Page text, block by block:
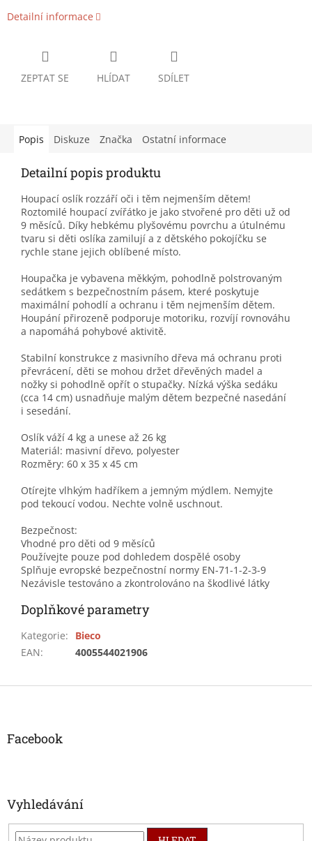
Detailní informace
ZEPTAT SE HLÍDAT SDÍLET
Popis Diskuze Značka Ostatní informace
Detailní popis produktu
Houpací oslík rozzáří oči i těm nejmenším dětem!
Roztomilé houpací zvířátko je jako stvořené pro děti už od
9 měsíců. Díky hebkému plyšovému povrchu a útulnému
tvaru si děti oslíka zamilují a z dětského pokojíčku se
rychle stane jejich oblíbené místo.
Houpačka je vybavena měkkým, pohodlně polstrovaným
sedátkem s bezpečnostním pásem, které poskytuje
maximální pohodlí a ochranu i těm nejmenším dětem.
Houpání přirozeně podporuje motoriku, rozvíjí rovnováhu
a napomáhá pohybové aktivitě.
Stabilní konstrukce z masivního dřeva má ochranu proti
převrácení, děti se mohou držet dřevěných madel a
nožky si pohodlně opřít o stupačky. Nízká výška sedáku
(cca 14 cm) usnadňuje malým dětem bezpečné nasedání
i sesedání.
Oslík váží 4 kg a unese až 26 kg
Materiál: masivní dřevo, polyester
Rozměry: 60 x 35 x 45 cm
Otírejte vlhkým hadříkem a jemným mýdlem. Nemyjte
pod tekoucí vodou. Nechte volně uschnout.
Bezpečnost:
Vhodné pro děti od 9 měsíců
Používejte pouze pod dohledem dospělé osoby
Splňuje evropské bezpečnostní normy EN-71-1-2-3-9
Nezávisle testováno a zkontrolováno na škodlivé látky
Doplňkové parametry
Kategorie:
Bieco
EAN: 4005544021906
Z
Facebook
Vyhledávání